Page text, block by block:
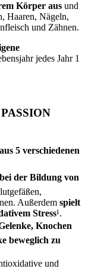
Körper aus und
Haaren, Nägeln,
und Zähnen.
jedes Jahr 1
5 verschiedenen
bei der Bildung von
Außerdem spielt
Stress¹.
Knochen
beweglich zu
und